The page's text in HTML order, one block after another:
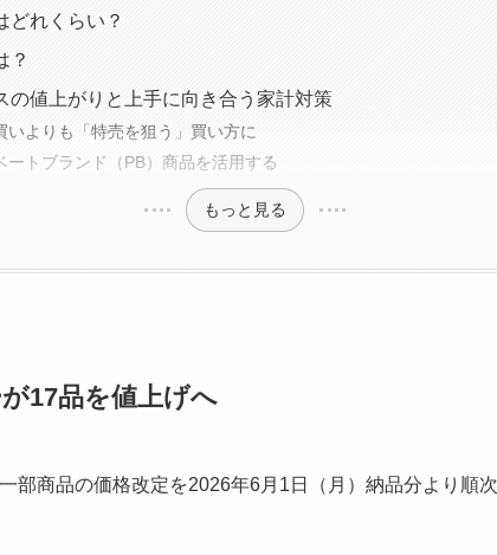
どれくらい？
？
の値上がりと上手に向き合う家計対策
よりも「特売を狙う」買い方に
トブランド（PB）商品を活用する
もっと見る
17品を値上げへ
部商品の価格改定を2026年6月1日（月）納品分より順